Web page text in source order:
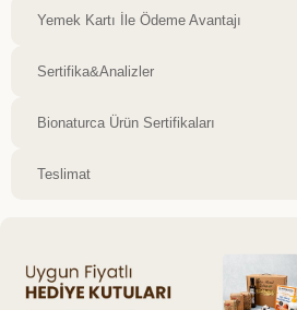
Yemek Kartı İle Ödeme Avantajı
Sertifika&Analizler
Bionaturca Ürün Sertifikaları
Teslimat